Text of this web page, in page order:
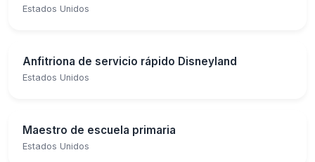
Estados Unidos
Anfitriona de servicio rápido Disneyland
Estados Unidos
Maestro de escuela primaria
Estados Unidos